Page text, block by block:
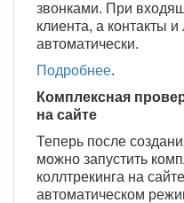
звонками. При
клиента, а контакты
автоматически.
Подробнее.
Комплексная
на сайте
Теперь после
можно запустить
коллтрекинга на
автоматическом